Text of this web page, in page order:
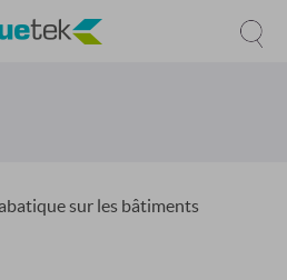
sur les bâtiments